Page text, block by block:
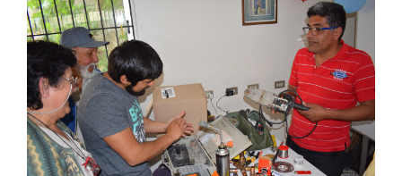
View
Larger
Image